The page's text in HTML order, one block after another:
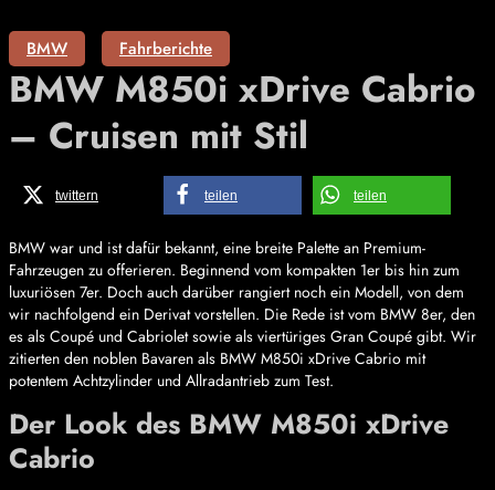
BMW Fahrberichte
BMW M850i xDrive Cabrio
– Cruisen mit Stil
twittern teilen teilen
BMW war und ist dafür bekannt, eine breite Palette an Premium-
Fahrzeugen zu offerieren. Beginnend vom kompakten 1er bis hin zum
luxuriösen 7er. Doch auch darüber rangiert noch ein Modell, von dem
wir nachfolgend ein Derivat vorstellen. Die Rede ist vom BMW 8er, den
es als Coupé und Cabriolet sowie als viertüriges Gran Coupé gibt. Wir
zitierten den noblen Bavaren als BMW M850i xDrive Cabrio mit
potentem Achtzylinder und Allradantrieb zum Test.
Der Look des BMW M850i xDrive
Cabrio